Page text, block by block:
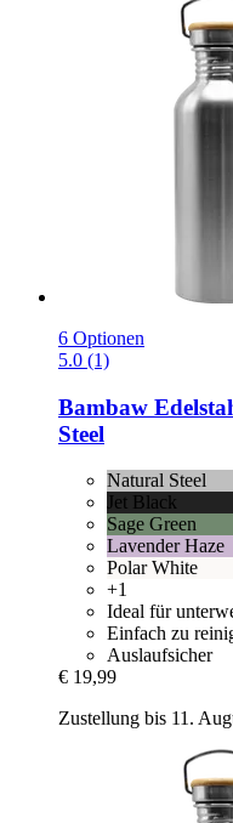
6 Optionen
5.0 (1)
Bambaw
Steel
Natural Steel
Jet Black
Sage Green
Lavender Haze
Polar White
+1
Ideal für
Einfach zu
Auslaufsicher
€ 19,99
Zustellung bis 11.